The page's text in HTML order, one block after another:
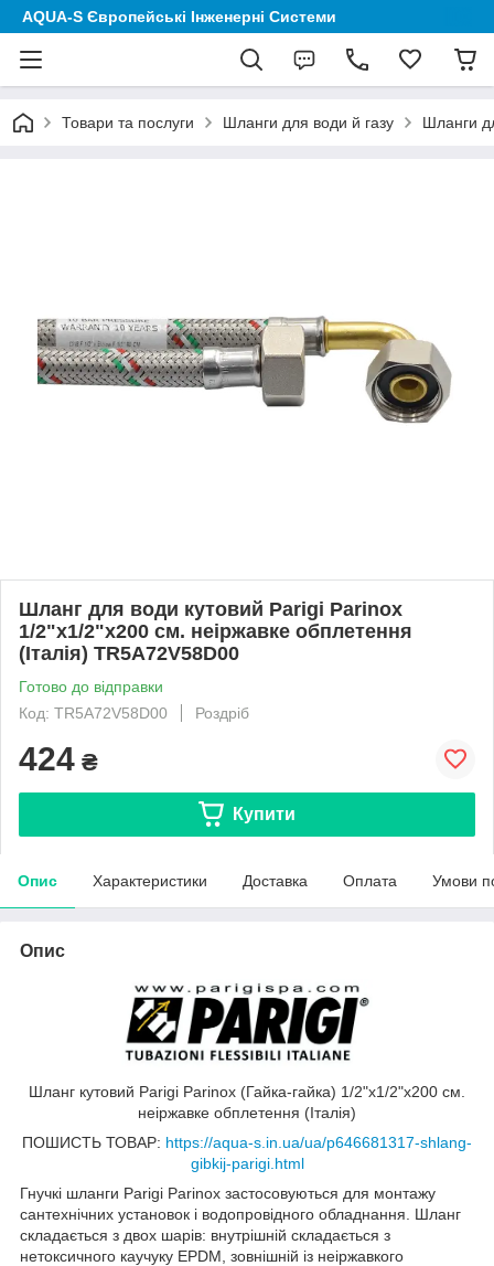
AQUA-S Європейські Інженерні Системи
Товари та послуги Шланги для води й газу Шланги
Шланг для води кутовий Parigi Parinox
1/2"x1/2"x200 см. неіржавке обплетення
(Італія) TR5A72V58D00
Готово до відправки
Код: TR5A72V58D00
Роздріб
424 ₴
Купити
Опис Характеристики Доставка Оплата Умови
Опис
Шланг кутовий Parigi Parinox (Гайка-гайка) 1/2"x1/2"x200 см.
неіржавке обплетення (Італія)
ПОШИСТЬ ТОВАР: https://aqua-s.in.ua/ua/p646681317-shlang-
gibkij-parigi.html
Гнучкі шланги Parigi Parinox застосовуються для монтажу
сантехнічних установок і водопровідного обладнання. Шланг
складається з двох шарів: внутрішній складається з
нетоксичного каучуку EPDM, зовнішній із неіржавкого